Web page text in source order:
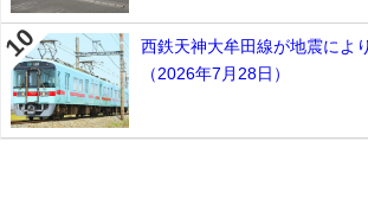
西鉄天神大牟田線が地震によ
（2026年7月28日）